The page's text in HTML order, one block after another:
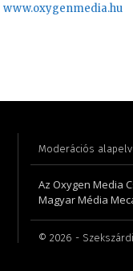
www.oxygenmedia.hu
Moderációs
Az Oxygen Media
Magyar Média
© 2026 -